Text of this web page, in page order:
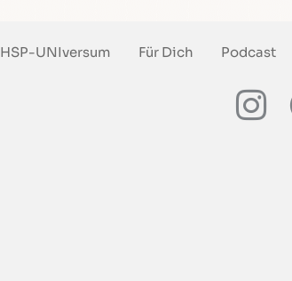
HSP-UNIversum Für Dich Podcast